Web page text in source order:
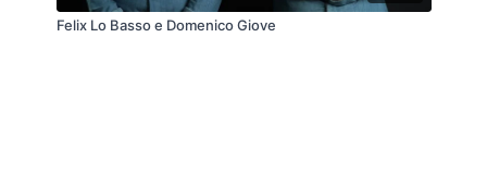
Felix Lo Basso e Domenico Giove